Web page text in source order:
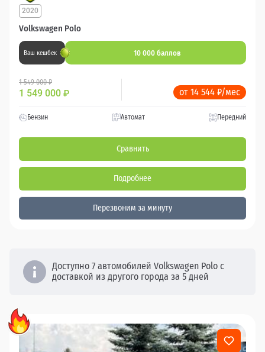
Volkswagen Polo
2020
Ваш кешбек 10 000 баллов
1 549 000 ₽
1 549 000 ₽ от 14 544 ₽/мес
Бензин Автомат Передний
Сравнить
Подробнее
Перезвоним за минуту
Доступно 7 автомобилей Volkswagen Polo с
доставкой из другого города за 5 дней